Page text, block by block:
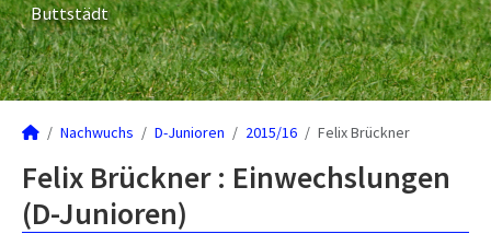
Buttstädt
Nachwuchs D-Junioren 2015/16 Felix Brückner
Felix Brückner : Einwechslungen
(D-Junioren)